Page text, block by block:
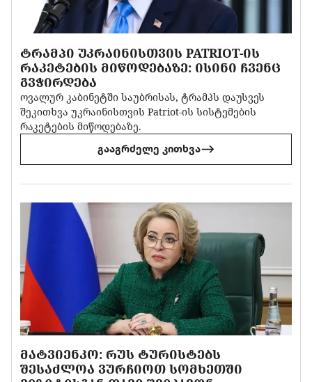
ᲢᲠᲐᲛᲞᲘ ᲣᲙᲠᲐᲘᲜᲘᲡᲗᲕᲘᲡ PATRIOT-ᲘᲡ
ᲠᲐᲙᲔᲢᲔᲑᲘᲡ ᲛᲘᲬᲝᲓᲔᲑᲐᲖᲔ: ᲘᲡᲘᲜᲘ ᲩᲕᲔᲜᲪ
ᲒᲕᲭᲘᲠᲓᲔᲑᲐ
ოვალურ კაბინეტში საუბრისას, ტრამპს დაუსვეს
შეკითხვა უკრაინისთვის Patriot-ის სისტემების
რაკეტების მიწოდებაზე.
გააგრძელე კითხვა
ᲛᲐᲢᲕᲘᲔᲜᲙᲝ: ᲠᲣᲡ ᲢᲣᲠᲘᲡᲢᲔᲑᲡ
ᲨᲔᲡᲐᲫᲚᲝᲐ ᲕᲣᲠᲩᲘᲝᲗ ᲡᲝᲛᲮᲔᲗᲨᲘ